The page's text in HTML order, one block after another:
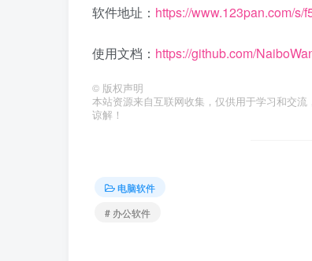
软件地址： https://www.123pan.com/s/
使用文档： https://github.com/
© 版权声明
本站资源来自互联网收集，仅供用于学习和交
谅解！
电脑软件
# 办公软件